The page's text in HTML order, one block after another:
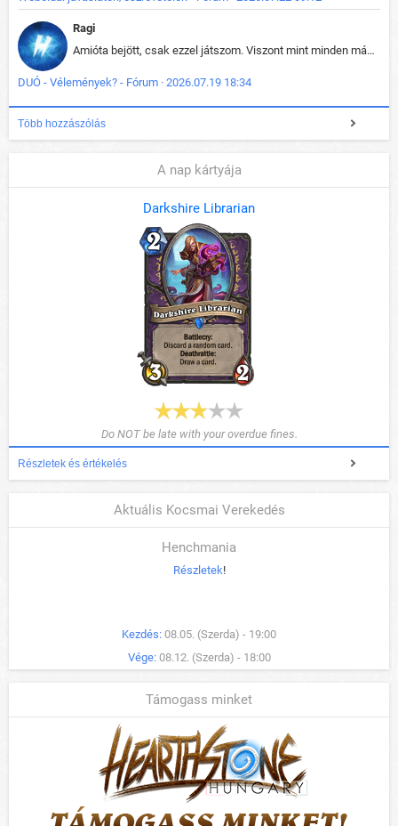
Ragi
Amióta bejött, csak ezzel játszom. Viszont mint minden más - akár az alapjáték is, ez is baromira összetett lett. Néha már pár kör után is esélytelen az egész. Vagy irreállisan túltápol valaki, vagy lelép a partner, vagy csak hülye mint a segg. És amikor eljönne az én időm, na akkor jön el mindenki másé is. Engem jobban érdekelne, hogy ki milyen ratingen szokott játszani. Na ez lenne egy érdekes adat.
DUÓ - Vélemények? - Fórum · 2026.07.19 18:34
Több hozzászólás
A nap kártyája
Darkshire Librarian
Do NOT be late with your overdue fines.
Részletek és értékelés
Aktuális Kocsmai Verekedés
Henchmania
Részletek!
Kezdés: 08.05. (Szerda) - 19:00
Vége: 08.12. (Szerda) - 18:00
Támogass minket